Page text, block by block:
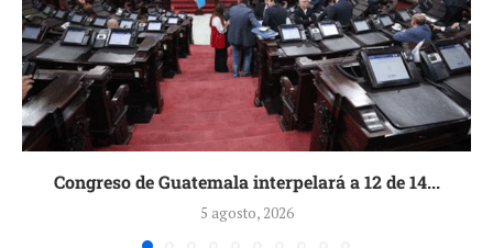
Congreso de Guatemala interpelará a 12 de 14...
5 agosto, 2026